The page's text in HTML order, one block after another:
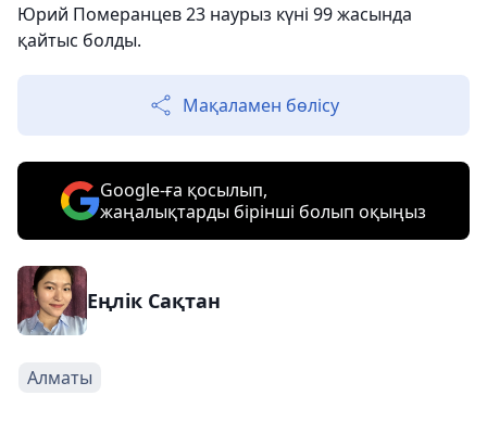
Юрий Померанцев 23 наурыз күні 99 жасында
қайтыс болды.
Мақаламен бөлісу
Google-ға қосылып,
жаңалықтарды бірінші болып оқыңыз
Еңлік Сақтан
Алматы